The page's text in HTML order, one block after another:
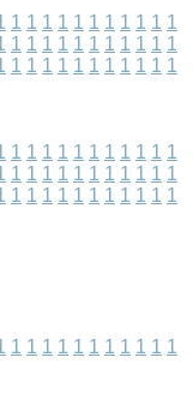
1 1 1 1 1 1 1 1 1 1 1
1 1 1 1 1 1 1 1 1 1 1
1 1 1 1 1 1 1 1 1 1 1
1 1 1 1 1 1 1 1 1 1 1
1 1 1 1 1 1 1 1 1 1 1
1 1 1 1 1 1 1 1 1 1 1
1 1 1 1 1 1 1 1 1 1 1